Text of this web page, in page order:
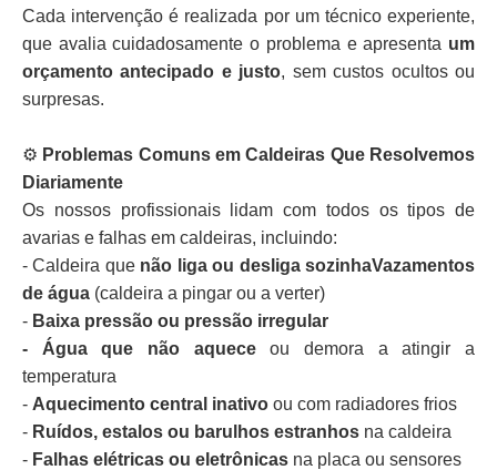
Cada intervenção é realizada por um técnico experiente,
que avalia cuidadosamente o problema e apresenta um
orçamento antecipado e justo, sem custos ocultos ou
surpresas.
⚙️ Problemas Comuns em Caldeiras Que Resolvemos
Diariamente
Os nossos profissionais lidam com todos os tipos de
avarias e falhas em caldeiras, incluindo:
- Caldeira que não liga ou desliga sozinhaVazamentos
de água (caldeira a pingar ou a verter)
- Baixa pressão ou pressão irregular
- Água que não aqueceou demora a atingir a
temperatura
- Aquecimento central inativo ou com radiadores frios
- Ruídos, estalos ou barulhos estranhos na caldeira
- Falhas elétricas ou eletrônicas na placa ou sensores